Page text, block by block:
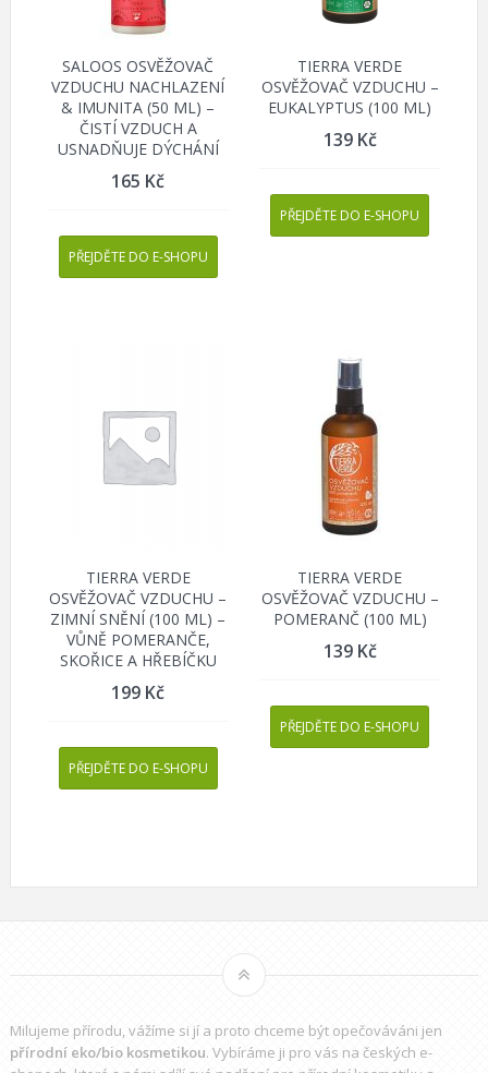
SALOOS OSVĚŽOVAČ
VZDUCHU NACHLAZENÍ
& IMUNITA (50 ML) –
ČISTÍ VZDUCH A
USNADŇUJE DÝCHÁNÍ
165 Kč
PŘEJDĚTE DO E-SHOPU
TIERRA VERDE
OSVĚŽOVAČ VZDUCHU –
EUKALYPTUS (100 ML)
139 Kč
PŘEJDĚTE DO E-SHOPU
TIERRA VERDE
OSVĚŽOVAČ VZDUCHU –
ZIMNÍ SNĚNÍ (100 ML) –
VŮNĚ POMERANČE,
SKOŘICE A HŘEBÍČKU
199 Kč
PŘEJDĚTE DO E-SHOPU
TIERRA VERDE
OSVĚŽOVAČ VZDUCHU –
POMERANČ (100 ML)
139 Kč
PŘEJDĚTE DO E-SHOPU
Milujeme přírodu, vážíme si jí a proto chceme být opečováváni jen
přírodní eko/bio kosmetikou. Vybíráme ji pro vás na českých e-